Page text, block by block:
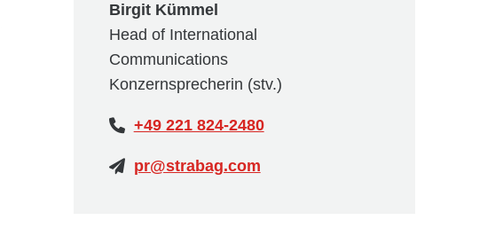
Birgit Kümmel
Head of International
Communications
Konzernsprecherin (stv.)
+49 221 824-2480
pr@strabag.com